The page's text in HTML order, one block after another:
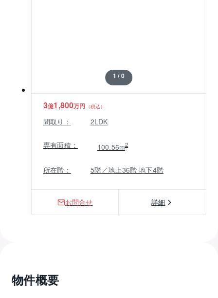
1 / 0
3億1,800万円 （税込）
間取り： 2LDK
専有面積： 100.56m2
所在階： 5階／地上36階 地下4階
お問合せ 詳細
物件概要